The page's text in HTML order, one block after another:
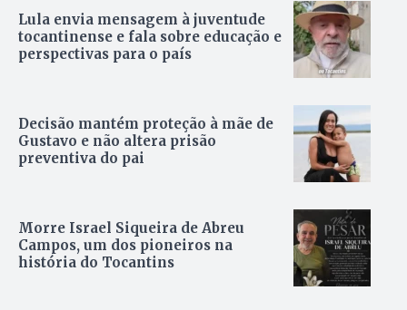
Lula envia mensagem à juventude
tocantinense e fala sobre educação e
perspectivas para o país
Decisão mantém proteção à mãe de
Gustavo e não altera prisão
preventiva do pai
Morre Israel Siqueira de Abreu
Campos, um dos pioneiros na
história do Tocantins